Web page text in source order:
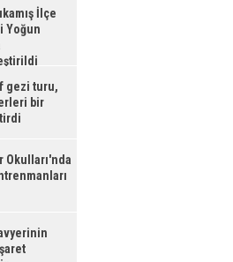
İlçe
Yoğun
gezi turu,
bir
Okulları'nda